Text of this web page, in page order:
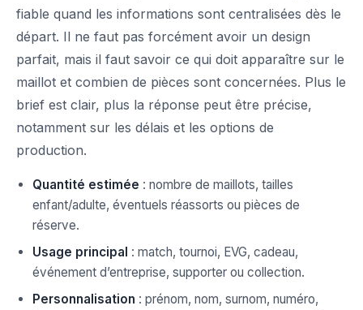
fiable quand les informations sont centralisées dès le
départ. Il ne faut pas forcément avoir un design
parfait, mais il faut savoir ce qui doit apparaître sur le
maillot et combien de pièces sont concernées. Plus le
brief est clair, plus la réponse peut être précise,
notamment sur les délais et les options de
production.
Quantité estimée : nombre de maillots, tailles
enfant/adulte, éventuels réassorts ou pièces de
réserve.
Usage principal : match, tournoi, EVG, cadeau,
événement d’entreprise, supporter ou collection.
Personnalisation : prénom, nom, surnom, numéro,